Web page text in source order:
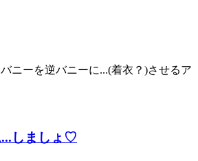
バニーを逆バニーに...(着衣？)させるア
...しましょ♡